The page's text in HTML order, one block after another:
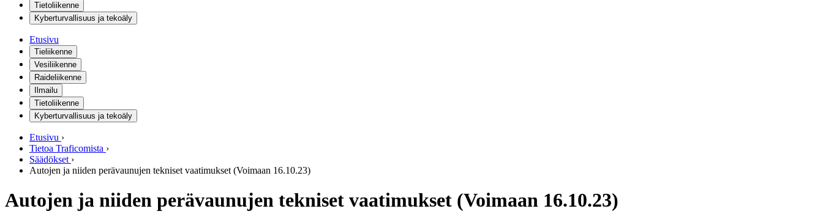
Tietoliikenne
Kyberturvallisuus ja tekoäly
Etusivu
Tieliikenne
Vesiliikenne
Raideliikenne
Ilmailu
Tietoliikenne
Kyberturvallisuus ja tekoäly
Etusivu ›
Tietoa Traficomista ›
Säädökset ›
Autojen ja niiden perävaunujen tekniset vaatimukset (Voimaan 16.10.23)
Autojen ja niiden perävaunujen tekniset vaatimukset (Voimaan 16.10.23)